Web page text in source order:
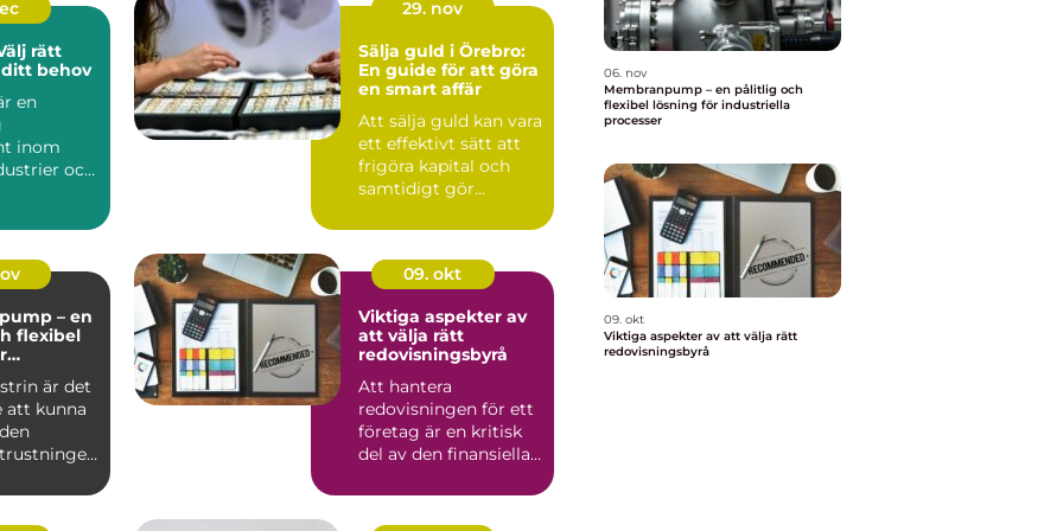
rätt
behov
en
inom
och
29. nov
Sälja guld i Örebro:
En guide för att göra
en smart affär
Att sälja guld kan vara
ett effektivt sätt att
frigöra kapital och
samtidigt gör...
– en
flexibel
är det
att kunna
09. okt
Viktiga aspekter av
att välja rätt
redovisningsbyrå
Att hantera
redovisningen för ett
företag är en kritisk
del av den finansiella
06. nov
Membranpump – en pålitlig och
flexibel lösning för industriella
processer
09. okt
Viktiga aspekter av att välja rätt
redovisningsbyrå